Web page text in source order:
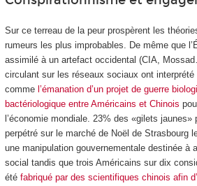
Sur ce terreau de la peur prospèrent les
rumeurs les plus improbables. De même que
assimilé à un artefact occidental (CIA,
circulant sur les réseaux sociaux ont interprété
commel’émanation d’un projet de guerre
bactériologique entre Américains et Chinois
l’économie mondiale. 23% des «gilets jaunes»
perpétré sur le marché de Noël de Strasbourg
une manipulation gouvernementale destinée à
social tandis que trois Américains sur dix
été fabriqué par des scientifiques chinois afin